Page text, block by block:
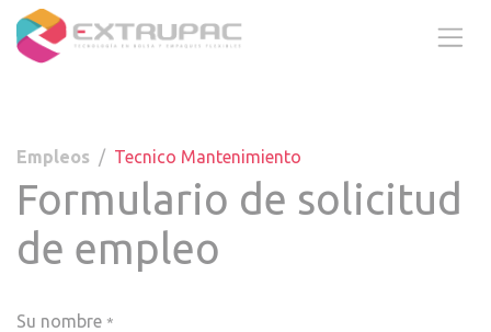
Ir al contenido
Empleos Tecnico Mantenimiento
Formulario de solicitud
de empleo
Su nombre *